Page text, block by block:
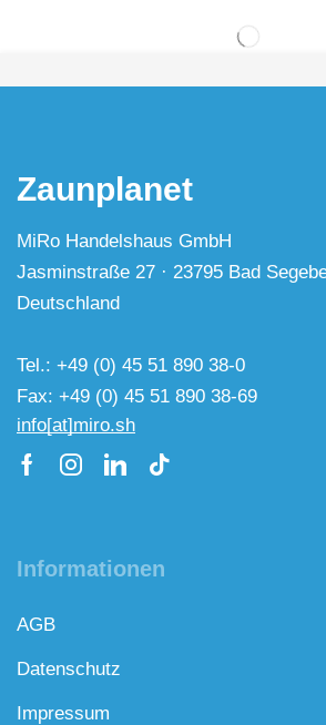
Zaunplanet
MiRo Handelshaus GmbH
Jasminstraße 27 · 23795 Bad
Deutschland
Tel.: +49 (0) 45 51 890 38-0
Fax: +49 (0) 45 51 890 38-69
info[at]miro.sh
Informationen
AGB
Datenschutz
Impressum